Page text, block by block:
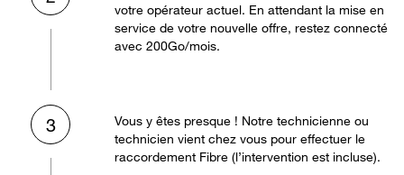
votre opérateur actuel. En attendant la mise en
service de votre nouvelle offre, restez connecté
avec 200Go/mois.
3
Vous y êtes presque ! Notre technicienne ou
technicien vient chez vous pour effectuer le
raccordement Fibre (l’intervention est incluse).